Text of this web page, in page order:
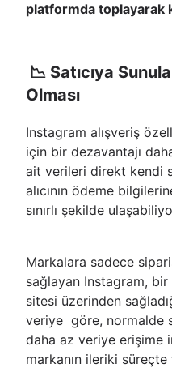
platformda toplayarak
📉 Satıcıya
Olması
Instagram alışveriş
için bir dezavantajı
ait verileri direkt kendi
alıcının ödeme
sınırlı şekilde
Markalara sadece
sağlayan Instagram,
sitesi üzerinden
veriye göre, normalde
daha az veriye erişime
markanın ileriki